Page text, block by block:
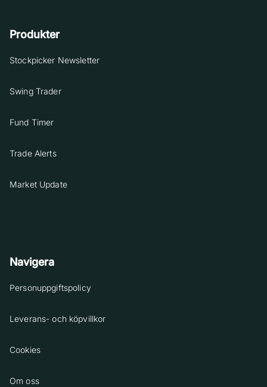
Produkter
Stockpicker Newsletter
Swing Trader
Fund Timer
Trade Alerts
Market Update
Navigera
Personuppgiftspolicy
Leverans- och köpvillkor
Cookies
Om oss